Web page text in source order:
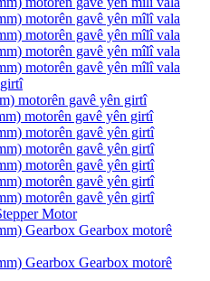
motorên gavê yên mîlî vala
motorên gavê yên mîlî vala
motorên gavê yên mîlî vala
motorên gavê yên mîlî vala
motorên gavê yên girtî
motorên gavê yên girtî
motorên gavê yên girtî
motorên gavê yên girtî
motorên gavê yên girtî
motorên gavê yên girtî
motorên gavê yên girtî
Motor
Gearbox Gearbox motorê
Gearbox Gearbox motorê